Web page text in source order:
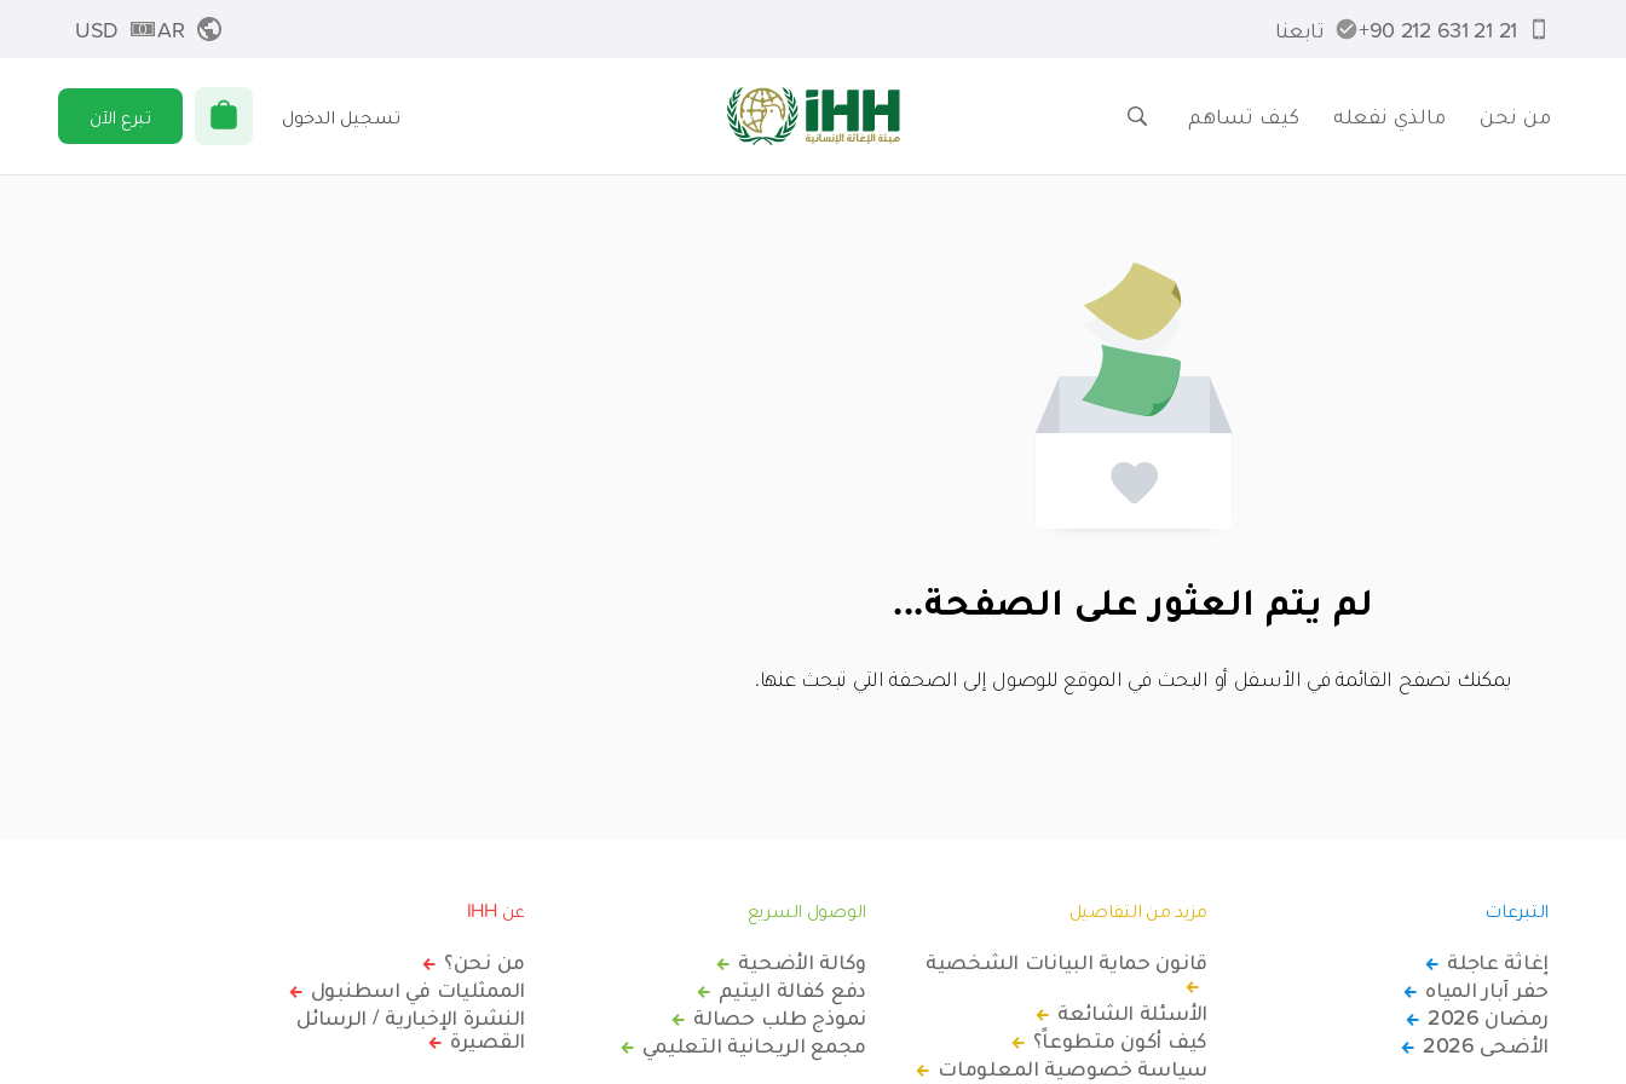
21 21 631 212 90+ تابعنا AR
USD
من نحن مالذي نفعله كيف تساهم تسجيل الدخول تبرع الآن
لم يتم العثور على الصفحة...
يمكنك تصفح القائمة في الأسفل أو البحث في الموقع للوصول إلى الصحفة التي تبحث عنها.
التبرعات
إغاثة عاجلة
حفر آبار المياه
رمضان 2026
الأضحى 2026
مزيد من التفاصيل
قانون حماية البيانات الشخصية
الأسئلة الشائعة
كيف أكون متطوعاً؟
سياسة خصوصية المعلومات
الوصول السريع
وكالة الأضحية
دفع كفالة اليتيم
نموذج طلب حصالة
مجمع الريحانية التعليمي
عن IHH
من نحن؟
الممثليات في اسطنبول
النشرة الإخبارية / الرسائل
القصيرة